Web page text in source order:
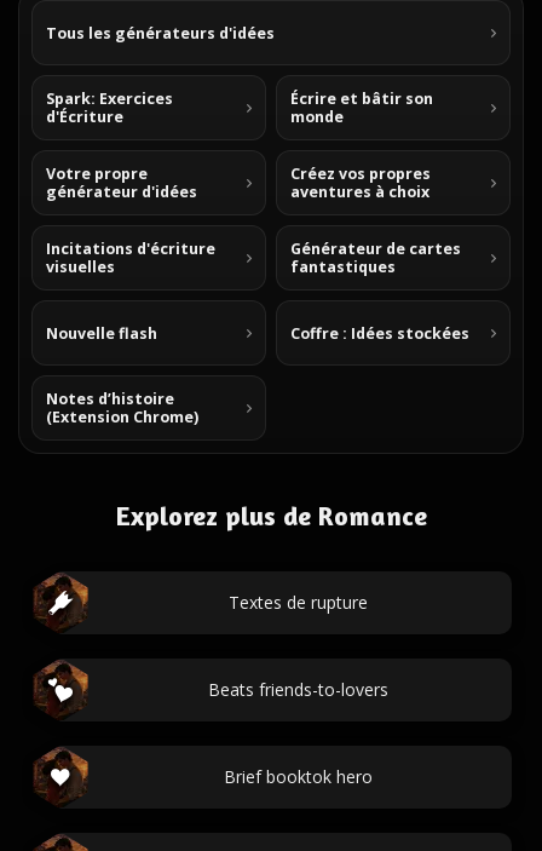
Tous les générateurs d'idées
Spark: Exercices
d'Écriture
Écrire et bâtir son
monde
Votre propre
générateur d'idées
Créez vos propres
aventures à choix
Incitations d'écriture
visuelles
Générateur de cartes
fantastiques
Nouvelle flash Coffre : Idées stockées
Notes d’histoire
(Extension Chrome)
Explorez plus de Romance
Textes de rupture
Beats friends-to-lovers
Brief booktok hero